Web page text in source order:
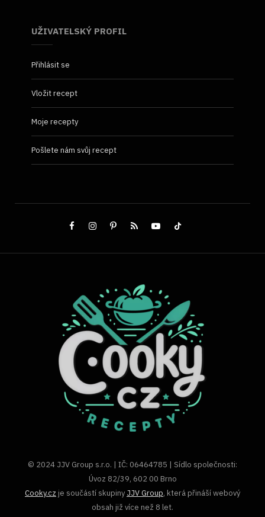
UŽIVATELSKÝ PROFIL
Přihlásit se
Vložit recept
Moje recepty
Pošlete nám svůj recept
© 2024 JJV Group s.r.o. | IČ: 06464785 | Sídlo společnosti:
Úvoz 82/39, 602 00 Brno
Cooky.cz je součástí skupiny JJV Group, která přináší webový
obsah již více než 8 let.